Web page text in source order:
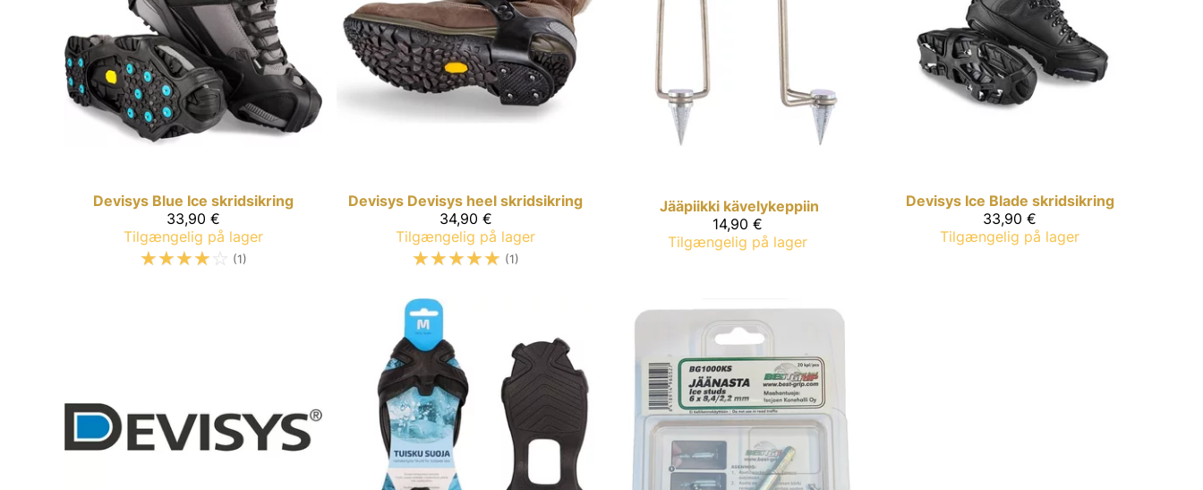
Devisys Blue Ice skridsikring
33,90 €
Tilgængelig på lager
☆☆☆☆☆ (1)
Devisys Devisys heel skridsikring
34,90 €
Tilgængelig på lager
☆☆☆☆☆ (1)
Jääpiikki kävelykeppiin
14,90 €
Tilgængelig på lager
Devisys Ice Blade skridsikring
33,90 €
Tilgængelig på lager